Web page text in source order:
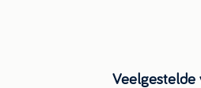
Veelgestelde